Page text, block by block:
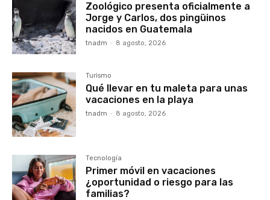
Zoológico presenta oficialmente a
Jorge y Carlos, dos pingüinos
nacidos en Guatemala
tnadm - 8 agosto, 2026
Turismo
Qué llevar en tu maleta para unas
vacaciones en la playa
tnadm - 8 agosto, 2026
Tecnología
Primer móvil en vacaciones
¿oportunidad o riesgo para las
familias?